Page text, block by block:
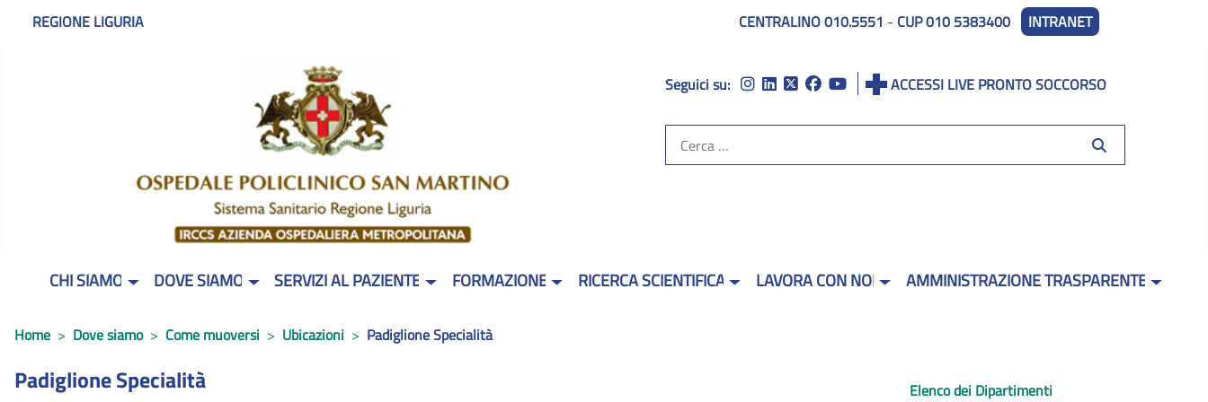
REGIONE LIGURIA CENTRALINO 010.5551 - CUP 010 5383400 INTRANET
Seguici su: ACCESSI LIVE PRONTO SOCCORSO
CHI SIAMO DOVE SIAMO SERVIZI AL PAZIENTE FORMAZIONE RICERCA SCIENTIFICA LAVORA CON NOI AMMINISTRAZIONE TRASPARENTE
Home Dove siamo Come muoversi Ubicazioni Padiglione Specialità
Padiglione Specialità
Elenco dei Dipartimenti